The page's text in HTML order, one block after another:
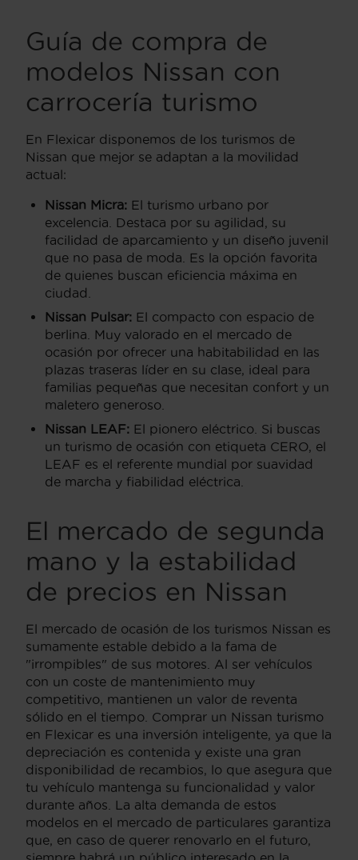
Guía de compra de
modelos Nissan con
carrocería turismo
En Flexicar disponemos de los turismos de
Nissan que mejor se adaptan a la movilidad
actual:
Nissan Micra: El turismo urbano por
excelencia. Destaca por su agilidad, su
facilidad de aparcamiento y un diseño juvenil
que no pasa de moda. Es la opción favorita
de quienes buscan eficiencia máxima en
ciudad.
Nissan Pulsar: El compacto con espacio de
berlina. Muy valorado en el mercado de
ocasión por ofrecer una habitabilidad en las
plazas traseras líder en su clase, ideal para
familias pequeñas que necesitan confort y un
maletero generoso.
Nissan LEAF: El pionero eléctrico. Si buscas
un turismo de ocasión con etiqueta CERO, el
LEAF es el referente mundial por suavidad
de marcha y fiabilidad eléctrica.
El mercado de segunda
mano y la estabilidad
de precios en Nissan
El mercado de ocasión de los turismos Nissan es
sumamente estable debido a la fama de
"irrompibles" de sus motores. Al ser vehículos
con un coste de mantenimiento muy
competitivo, mantienen un valor de reventa
sólido en el tiempo. Comprar un Nissan turismo
en Flexicar es una inversión inteligente, ya que la
depreciación es contenida y existe una gran
disponibilidad de recambios, lo que asegura que
tu vehículo mantenga su funcionalidad y valor
durante años. La alta demanda de estos
modelos en el mercado de particulares garantiza
que, en caso de querer renovarlo en el futuro,